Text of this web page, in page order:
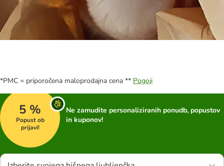
*PMC = priporočena maloprodajna cena ** Pogoji
5 %
Popust ob
prijavi!
Ne zamudite personaliziranih ponudb, popustov
in kuponov!